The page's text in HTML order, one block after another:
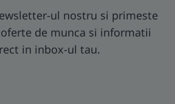
ul nostru si primeste
de munca si informatii
in inbox-ul tau.